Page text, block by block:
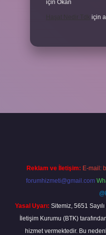
için Okan
için
Reklam ve İletişim: E-mail:
forumhizmeti@gmail.com
Yasal Uyarı: Sitemiz, 5651
İletişim Kurumu (BTK)
hizmet vermektedir. Bu